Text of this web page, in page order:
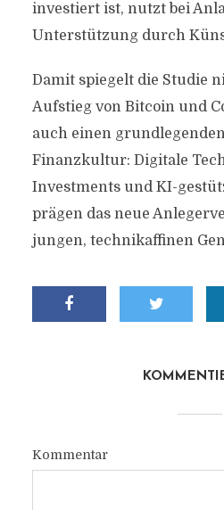
investiert ist, nutzt bei
Unterstützung durch
Damit spiegelt die Studie
Aufstieg von Bitcoin und
auch einen
Finanzkultur: Digitale
Investments und KI-
prägen das neue
jungen, technikaffinen
Kommentar